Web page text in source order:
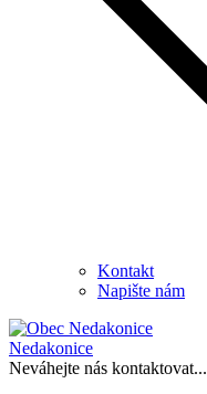
Kontakt
Napište nám
Nedakonice
Neváhejte nás kontaktovat...